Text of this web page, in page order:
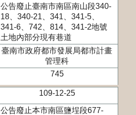
公告廢止臺南市南區南山段340-
18、340-21、341、341-5、
341-6、742、814、341-2地號
土地內部分現有巷道
臺南市政府都市發展局都市計畫
管理科
745
109-12-25
公告廢止本市南區鹽埕段677-